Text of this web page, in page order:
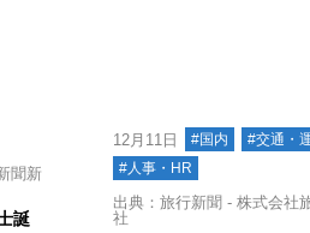
聞新
誕
12月11日 #国内
#交通・
#人事・HR
出典：旅行新聞 - 株式会社
社